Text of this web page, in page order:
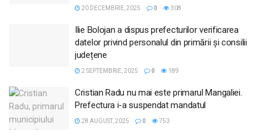
20 DECEMBRIE, 2025 0 308
Ilie Bolojan a dispus prefecturilor verificarea
datelor privind personalul din primării și consilii
județene
2 SEPTEMBRIE, 2025 0 189
Cristian Radu nu mai este primarul Mangaliei.
Prefectura i-a suspendat mandatul
28 AUGUST, 2025 0 753